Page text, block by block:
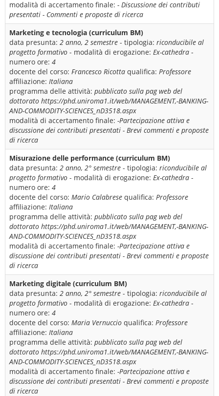
modalità di accertamento finale: - Discussione dei contributi
presentati - Commenti e proposte di ricerca
Marketing e tecnologia (curriculum BM)
data presunta: 2 anno, 2 semestre - tipologia: riconducibile al
progetto formativo - modalità di erogazione: Ex-cathedra -
numero ore: 4
docente del corso: Francesco Ricotta qualifica: Professore
affiliazione: Italiana
programma delle attività: pubblicato sulla pag web del
dottorato https://phd.uniroma1.it/web/MANAGEMENT,-BANKING-
AND-COMMODITY-SCIENCES_nD3518.aspx
modalità di accertamento finale: -Partecipazione attiva e
discussione dei contributi presentati - Brevi commenti e proposte
di ricerca
Misurazione delle performance (curriculum BM)
data presunta: 2 anno, 2° semestre - tipologia: riconducibile al
progetto formativo - modalità di erogazione: Ex-cathedra -
numero ore: 4
docente del corso: Mario Calabrese qualifica: Professore
affiliazione: Italiana
programma delle attività: pubblicato sulla pag web del
dottorato https://phd.uniroma1.it/web/MANAGEMENT,-BANKING-
AND-COMMODITY-SCIENCES_nD3518.aspx
modalità di accertamento finale: -Partecipazione attiva e
discussione dei contributi presentati - Brevi commenti e proposte
di ricerca
Marketing digitale (curriculum BM)
data presunta: 2 anno, 2° semestre - tipologia: riconducibile al
progetto formativo - modalità di erogazione: Ex-cathedra -
numero ore: 4
docente del corso: Maria Vernuccio qualifica: Professore
affiliazione: Italiana
programma delle attività: pubblicato sulla pag web del
dottorato https://phd.uniroma1.it/web/MANAGEMENT,-BANKING-
AND-COMMODITY-SCIENCES_nD3518.aspx
modalità di accertamento finale: -Partecipazione attiva e
discussione dei contributi presentati - Brevi commenti e proposte
di ricerca